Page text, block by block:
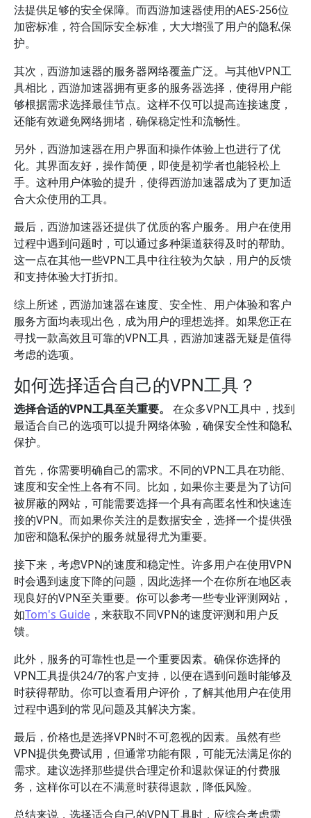
法提供足够的安全保障。而西游加速器使用的AES-256位
加密标准，符合国际安全标准，大大增强了用户的隐私保
护。
其次，西游加速器的服务器网络覆盖广泛。与其他VPN工
具相比，西游加速器拥有更多的服务器选择，使得用户能
够根据需求选择最佳节点。这样不仅可以提高连接速度，
还能有效避免网络拥堵，确保稳定性和流畅性。
另外，西游加速器在用户界面和操作体验上也进行了优
化。其界面友好，操作简便，即使是初学者也能轻松上
手。这种用户体验的提升，使得西游加速器成为了更加适
合大众使用的工具。
最后，西游加速器还提供了优质的客户服务。用户在使用
过程中遇到问题时，可以通过多种渠道获得及时的帮助。
这一点在其他一些VPN工具中往往较为欠缺，用户的反馈
和支持体验大打折扣。
综上所述，西游加速器在速度、安全性、用户体验和客户
服务方面均表现出色，成为用户的理想选择。如果您正在
寻找一款高效且可靠的VPN工具，西游加速器无疑是值得
考虑的选项。
如何选择适合自己的VPN工具？
选择合适的VPN工具至关重要。
在众多VPN工具中，找到
最适合自己的选项可以提升网络体验，确保安全性和隐私
保护。
首先，你需要明确自己的需求。不同的VPN工具在功能、
速度和安全性上各有不同。比如，如果你主要是为了访问
被屏蔽的网站，可能需要选择一个具有高匿名性和快速连
接的VPN。而如果你关注的是数据安全，选择一个提供强
加密和隐私保护的服务就显得尤为重要。
接下来，考虑VPN的速度和稳定性。许多用户在使用VPN
时会遇到速度下降的问题，因此选择一个在你所在地区表
现良好的VPN至关重要。你可以参考一些专业评测网站，
如Tom's Guide ，来获取不同VPN的速度评测和用户反
馈。
此外，服务的可靠性也是一个重要因素。确保你选择的
VPN工具提供24/7的客户支持，以便在遇到问题时能够及
时获得帮助。你可以查看用户评价，了解其他用户在使用
过程中遇到的常见问题及其解决方案。
最后，价格也是选择VPN时不可忽视的因素。虽然有些
VPN提供免费试用，但通常功能有限，可能无法满足你的
需求。建议选择那些提供合理定价和退款保证的付费服
务，这样你可以在不满意时获得退款，降低风险。
总结来说，选择适合自己的VPN工具时，应综合考虑需